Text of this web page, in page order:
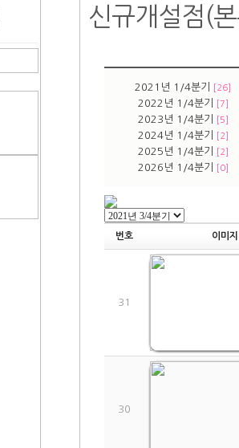
신규개설점(
2021년 1/4분기 [26]
2022년 1/4분기 [7]
2023년 1/4분기 [5]
2024년 1/4분기 [2]
2025년 1/4분기 [2]
2026년 1/4분기 [0]
번호 이미지
31
30